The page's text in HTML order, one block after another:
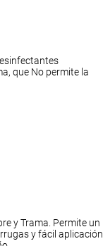
que No permite la
y Trama. Permite un
y fácil aplicación